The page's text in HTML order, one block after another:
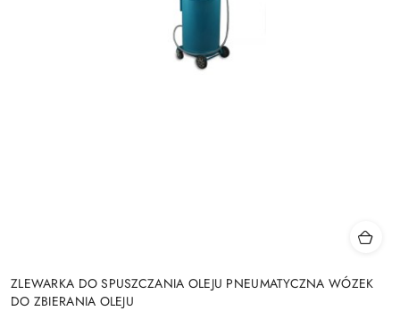
ZLEWARKA DO SPUSZCZANIA OLEJU PNEUMATYCZNA WÓZEK
DO ZBIERANIA OLEJU